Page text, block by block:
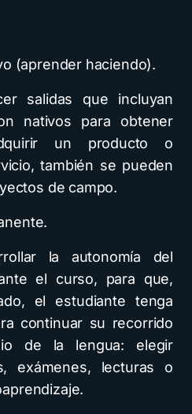
(aprender haciendo).
salidas que incluyan
nativos para obtener
un producto o
también se pueden
de campo.
la autonomía del
el curso, para que,
el estudiante tenga
continuar su recorrido
de la lengua: elegir
exámenes, lecturas o